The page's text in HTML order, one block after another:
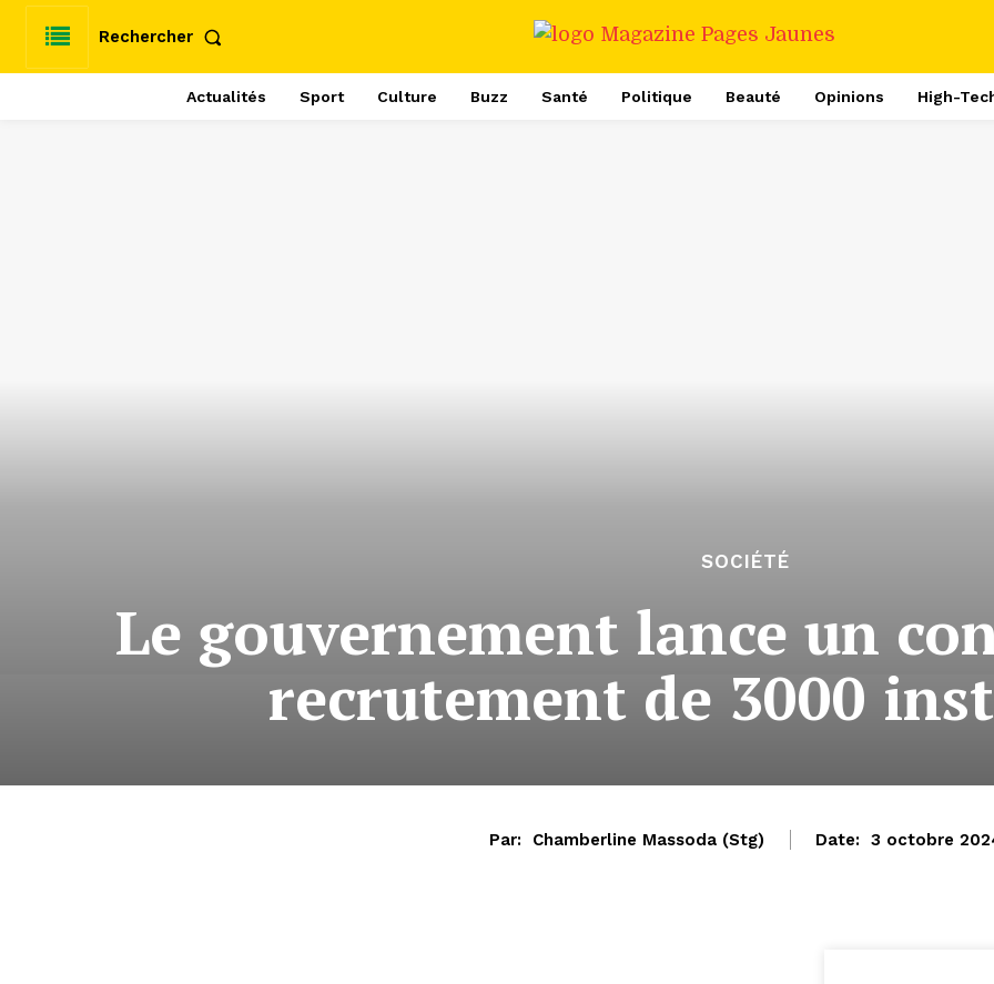
Rechercher
Actualités Sport Culture Buzz Santé Politique Beauté Opinions High-
SOCIÉTÉ
Le gouvernement lance un
recrutement de 3000
Par: Chamberline Massoda (Stg) Date: 3 octobre